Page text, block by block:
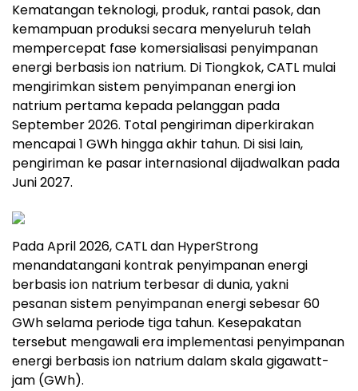
Kematangan teknologi, produk, rantai pasok, dan
kemampuan produksi secara menyeluruh telah
mempercepat fase komersialisasi penyimpanan
energi berbasis ion natrium. Di Tiongkok, CATL mulai
mengirimkan sistem penyimpanan energi ion
natrium pertama kepada pelanggan pada
September 2026. Total pengiriman diperkirakan
mencapai 1 GWh hingga akhir tahun. Di sisi lain,
pengiriman ke pasar internasional dijadwalkan pada
Juni 2027.
Pada April 2026, CATL dan HyperStrong
menandatangani kontrak penyimpanan energi
berbasis ion natrium terbesar di dunia, yakni
pesanan sistem penyimpanan energi sebesar 60
GWh selama periode tiga tahun. Kesepakatan
tersebut mengawali era implementasi penyimpanan
energi berbasis ion natrium dalam skala gigawatt-
jam (GWh).